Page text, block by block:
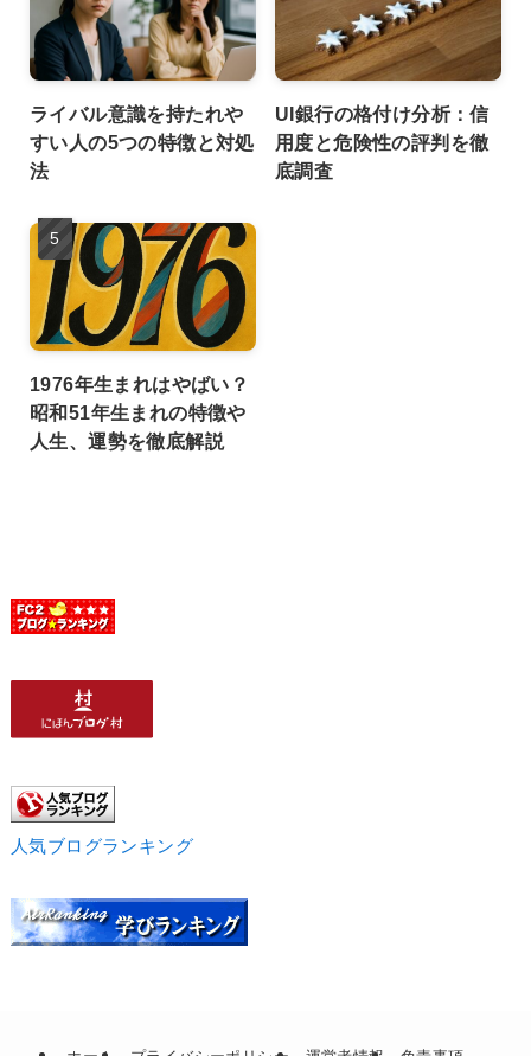
ライバル意識を持たれや
すい人の5つの特徴と対処
法
UI銀行の格付け分析：信
用度と危険性の評判を徹
底調査
1976年生まれはやばい？
昭和51年生まれの特徴や
人生、運勢を徹底解説
人気ブログランキング